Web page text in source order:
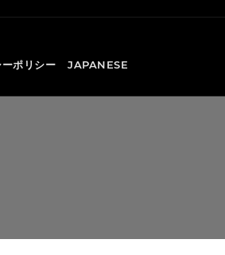
ポリシー JAPANESE